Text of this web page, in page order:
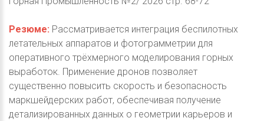
Резюме: Рассматривается интеграция беспилотных
летательных аппаратов и фотограмметрии для
оперативного трёхмерного моделирования горных
выработок. Применение дронов позволяет
существенно повысить скорость и безопасность
маркшейдерских работ, обеспечивая получение
детализированных данных о геометрии карьеров и